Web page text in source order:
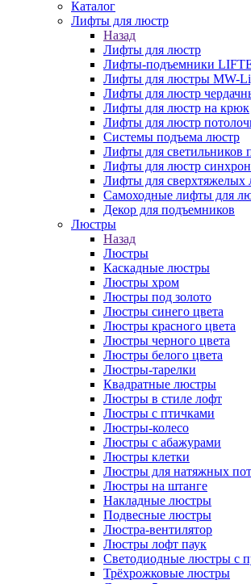
Каталог
Лифты для люстр
Назад
Лифты для люстр
Лифты-подъемники
Лифты для люстры MW-
Лифты для люстр
Лифты для люстр на крюк
Лифты для люстр
Системы подъема люстр
Лифты для
Лифты для люстр
Лифты для сверхтяжелых
Самоходные лифты для
Декор для подъемников
Люстры
Назад
Люстры
Каскадные люстры
Люстры хром
Люстры под золото
Люстры синего цвета
Люстры красного цвета
Люстры черного цвета
Люстры белого цвета
Люстры-тарелки
Квадратные люстры
Люстры в стиле лофт
Люстры с птичками
Люстры-колесо
Люстры с абажурами
Люстры клетки
Люстры для натяжных
Люстры на штанге
Накладные люстры
Подвесные люстры
Люстра-вентилятор
Люстры лофт паук
Светодиодные люстры с
Трёхрожковые люстры